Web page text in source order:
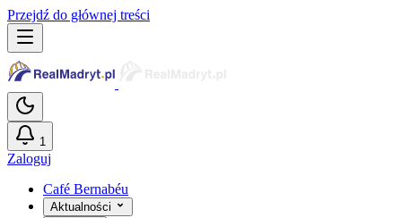
Przejdź do głównej treści
1
Zaloguj
Café Bernabéu
Aktualności